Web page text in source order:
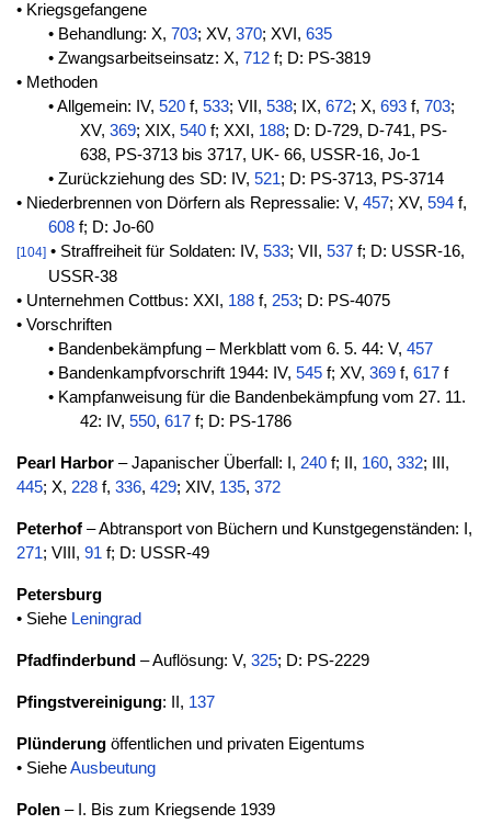
• Kriegsgefangene
• Behandlung: X, 703; XV, 370; XVI, 635
• Zwangsarbeitseinsatz: X, 712f; D: PS-3819
• Methoden
• Allgemein: IV, 520f, 533; VII, 538; IX, 672; X, 693f, 703;
XV,369; XIX,540 f; XXI, 188; D: D-729, D-741, PS-
638, PS-3713 bis 3717, UK- 66, USSR-16, Jo-1
• Zurückziehung des SD: IV, 521; D: PS-3713, PS-3714
• Niederbrennen von Dörfern als Repressalie: V, 457; XV, 594f,
608f; D: Jo-60
[104]• Straffreiheit für Soldaten: IV, 533; VII, 537f; D: USSR-16,
USSR-38
• Unternehmen Cottbus: XXI, 188f, 253; D: PS-4075
• Vorschriften
• Bandenbekämpfung – Merkblatt vom 6. 5. 44: V, 457
• Bandenkampfvorschrift 1944: IV, 545f; XV, 369f, 617f
• Kampfanweisung für die Bandenbekämpfung vom 27. 11.
42: IV,550,617 f; D: PS-1786
Pearl Harbor– Japanischer Überfall: I, 240f; II, 160, 332; III,
445; X, 228f, 336, 429; XIV, 135, 372
Peterhof– Abtransport von Büchern und Kunstgegenständen: I,
271; VIII, 91f; D: USSR-49
Petersburg
• Siehe Leningrad
Pfadfinderbund – Auflösung: V, 325; D: PS-2229
Pfingstvereinigung: II, 137
Plünderungöffentlichen und privaten Eigentums
• SieheAusbeutung
Polen– I. Bis zum Kriegsende 1939